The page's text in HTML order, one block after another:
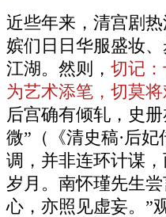
近些年来，清宫剧
嫔们日日华服盛妆
江湖。然则， 切记
为艺术添笔，切莫将
后宫确有倾轧，史
微”（《清史稿·后
调，并非连环计谋
岁月。南怀瑾先生
心，亦照见虚妄。”